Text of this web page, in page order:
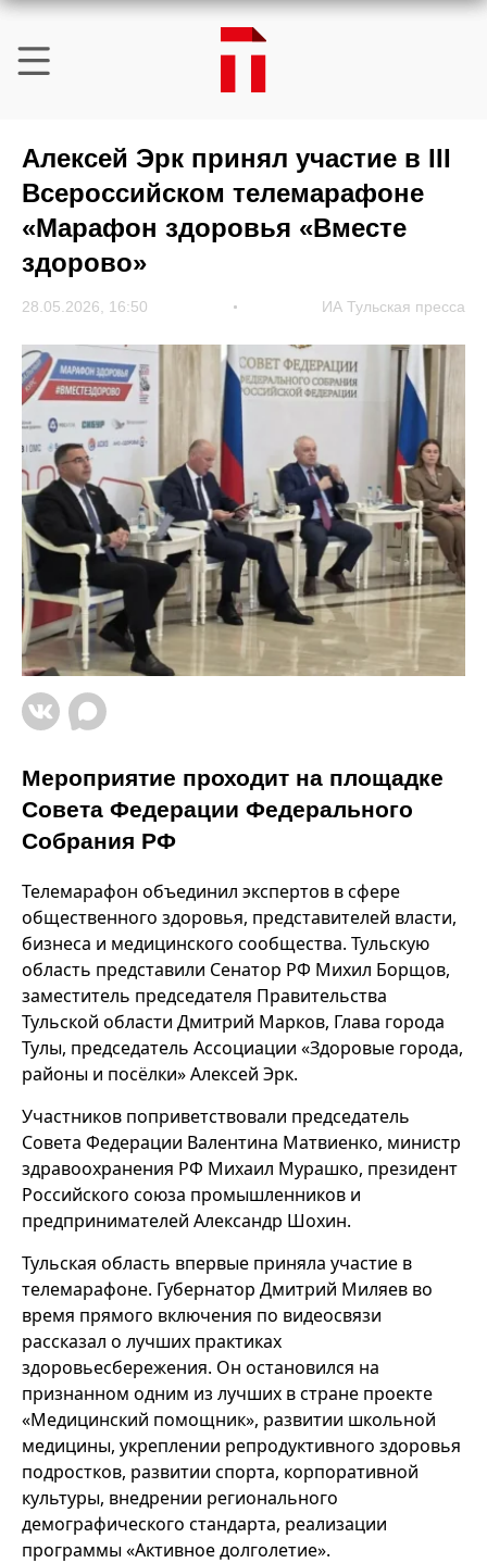
Алексей Эрк принял участие в III
Всероссийском телемарафоне
«Марафон здоровья «Вместе
здорово»
28.05.2026, 16:50 ИА Тульская пресса
Мероприятие проходит на площадке
Совета Федерации Федерального
Собрания РФ
Телемарафон объединил экспертов в сфере
общественного здоровья, представителей власти,
бизнеса и медицинского сообщества. Тульскую
область представили Сенатор РФ Михил Борщов,
заместитель председателя Правительства
Тульской области Дмитрий Марков, Глава города
Тулы, председатель Ассоциации «Здоровые города,
районы и посёлки» Алексей Эрк.
Участников поприветствовали председатель
Совета Федерации Валентина Матвиенко, министр
здравоохранения РФ Михаил Мурашко, президент
Российского союза промышленников и
предпринимателей Александр Шохин.
Тульская область впервые приняла участие в
телемарафоне. Губернатор Дмитрий Миляев во
время прямого включения по видеосвязи
рассказал о лучших практиках
здоровьесбережения. Он остановился на
признанном одним из лучших в стране проекте
«Медицинский помощник», развитии школьной
медицины, укреплении репродуктивного здоровья
подростков, развитии спорта, корпоративной
культуры, внедрении регионального
демографического стандарта, реализации
программы «Активное долголетие».